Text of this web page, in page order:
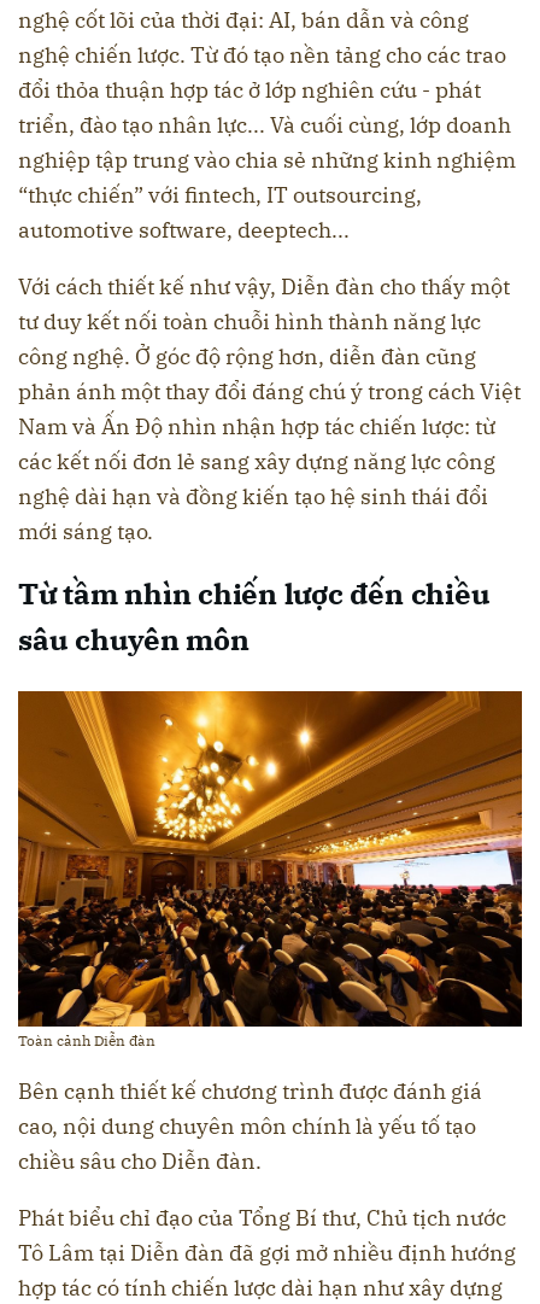
nghệ cốt lõi của thời đại: AI, bán dẫn và công
nghệ chiến lược. Từ đó tạo nền tảng cho các trao
đổi thỏa thuận hợp tác ở lớp nghiên cứu - phát
triển, đào tạo nhân lực... Và cuối cùng, lớp doanh
nghiệp tập trung vào chia sẻ những kinh nghiệm
“thực chiến” với fintech, IT outsourcing,
automotive software, deeptech...
Với cách thiết kế như vậy, Diễn đàn cho thấy một
tư duy kết nối toàn chuỗi hình thành năng lực
công nghệ. Ở góc độ rộng hơn, diễn đàn cũng
phản ánh một thay đổi đáng chú ý trong cách Việt
Nam và Ấn Độ nhìn nhận hợp tác chiến lược: từ
các kết nối đơn lẻ sang xây dựng năng lực công
nghệ dài hạn và đồng kiến tạo hệ sinh thái đổi
mới sáng tạo.
Từ tầm nhìn chiến lược đến chiều
sâu chuyên môn
Toàn cảnh Diễn đàn
Bên cạnh thiết kế chương trình được đánh giá
cao, nội dung chuyên môn chính là yếu tố tạo
chiều sâu cho Diễn đàn.
Phát biểu chỉ đạo của Tổng Bí thư, Chủ tịch nước
Tô Lâm tại Diễn đàn đã gợi mở nhiều định hướng
hợp tác có tính chiến lược dài hạn như xây dựng